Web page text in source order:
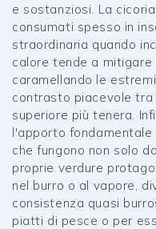
e sostanziosi. La
consumati spesso in
straordinaria quando
calore tende a mitigare
caramellando le
contrasto piacevole
superiore più tenera.
l'apporto fondamentale
che fungono non solo
proprie verdure
nel burro o al vapore,
consistenza quasi
piatti di pesce o per